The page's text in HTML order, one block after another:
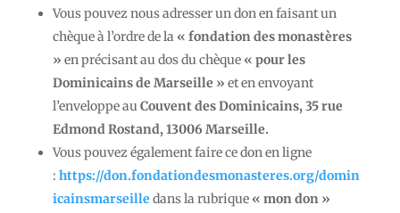
Vous pouvez nous adresser un don en faisant un
chèque à l’ordre de la « fondation des monastères
» en précisant au dos du chèque « pour les
Dominicains de Marseille » et en envoyant
l’enveloppe au Couvent des Dominicains, 35 rue
Edmond Rostand, 13006 Marseille.
Vous pouvez également faire ce don en ligne
: https://don.fondationdesmonasteres.org/domin
icainsmarseille dans la rubrique « mon don »